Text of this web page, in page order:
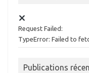
Request Failed:
TypeError: Failed to
Publications